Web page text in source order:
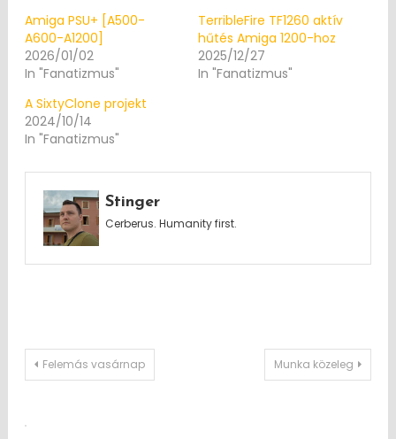
Amiga PSU+ [A500-
A600-A1200]
2026/01/02
In "Fanatizmus"
TerribleFire TF1260 aktív
hűtés Amiga 1200-hoz
2025/12/27
In "Fanatizmus"
A SixtyClone projekt
2024/10/14
In "Fanatizmus"
Stinger
Cerberus. Humanity first.
Post
Felemás vasárnap Munka közeleg